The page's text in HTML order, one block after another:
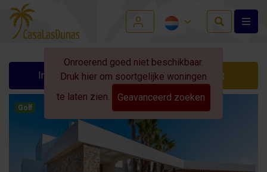
Info aanvragen Contact
Onroerend goed niet beschikbaar.
Druk hier om soortgelijke woningen
te laten zien.
Geavanceerd zoeken
Golf